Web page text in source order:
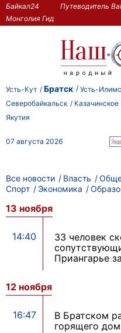
Байкал24 Путеводитель
Монголия Гид
Усть-Кут Братск Усть-
Северобайкальск
Казачинское
Якутия
07 августа 2026
Все новости Власть
Спорт
Экономика
13 ноября
14:40
33 человек
Приангарье
12 ноября
16:47
В Братском
горящего